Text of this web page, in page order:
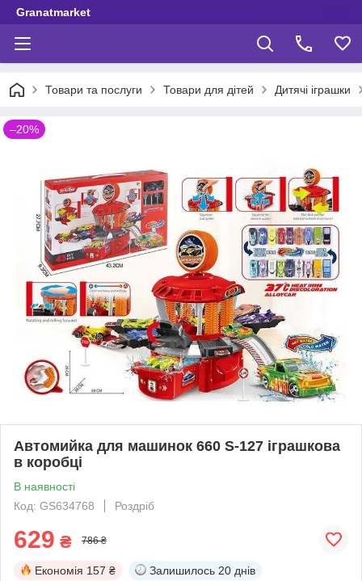
Granatmarket
Товари та послуги Товари для дітей Дитячі іграшки
–20%
Автомийка для машинок 660 S-127 іграшкова
в коробці
В наявності
Код: GS634768
Роздріб
629 ₴ 786 ₴
Економія 157 ₴ Залишилось 20 днів